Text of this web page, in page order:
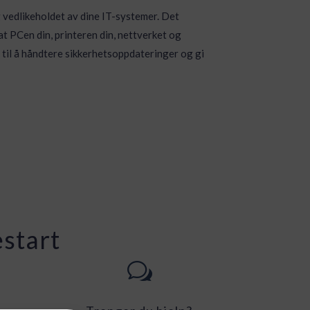
av dine IT-systemer. Det
PCen din, printeren din, nettverket og
å håndtere sikkerhetsoppdateringer og gi
w